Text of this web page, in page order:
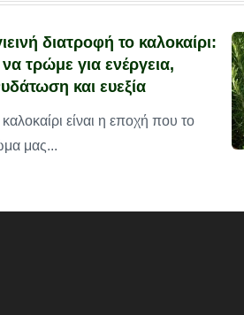
διατροφή το καλοκαίρι:
να τρώμε για ενέργεια,
και ευεξία
είναι η εποχή που το
μας...